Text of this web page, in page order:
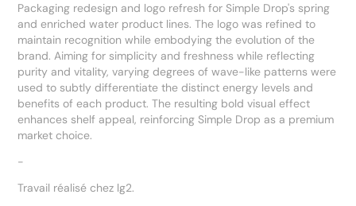
Packaging redesign and logo refresh for Simple Drop's spring
and enriched water product lines. The logo was refined to
maintain recognition while embodying the evolution of the
brand. Aiming for simplicity and freshness while reflecting
purity and vitality, varying degrees of wave-like patterns were
used to subtly differentiate the distinct energy levels and
benefits of each product. The resulting bold visual effect
enhances shelf appeal, reinforcing Simple Drop as a premium
market choice.
-
Travail réalisé chez lg2.